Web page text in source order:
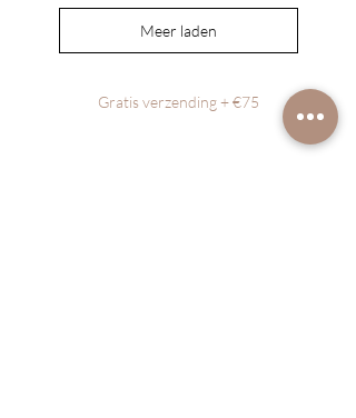
Meer laden
Gratis verzending + €75